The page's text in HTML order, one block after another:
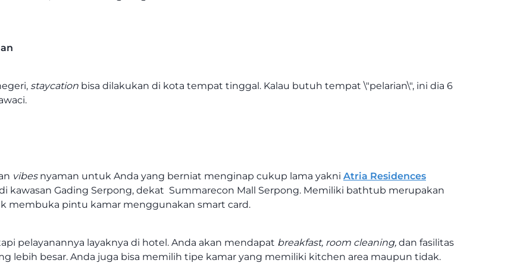
staycation bisa dilakukan di kota tempat tinggal. Kalau butuh tempat \"pelarian\", ini dia 6
vibes nyaman untuk Anda yang berniat menginap cukup lama yakni Atria Residences
kawasan Gading Serpong, dekat Summarecon Mall Serpong. Memiliki bathtub merupakan
membuka pintu kamar menggunakan smart card.
pelayanannya layaknya di hotel. Anda akan mendapat breakfast, room cleaning, dan fasilitas
lebih besar. Anda juga bisa memilih tipe kamar yang memiliki kitchen area maupun tidak.